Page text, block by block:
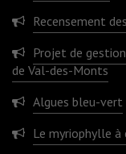
Recensement
Projet de
de Val-des-Monts
Algues bleu-vert
Le myriophylle à